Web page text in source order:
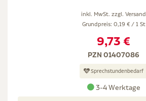
inkl. MwSt. zzgl. Versand
Grundpreis: 0,19 € / 1 St
9,73 €
PZN 01407086
Sprechstundenbedarf
3-4 Werktage